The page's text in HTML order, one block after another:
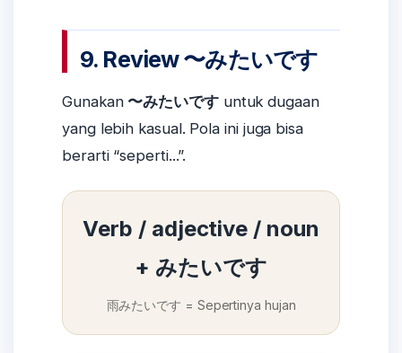
9. Review 〜みたいです
Gunakan 〜みたいですuntuk dugaan
yang lebih kasual. Pola ini juga bisa
berarti “seperti...”.
Verb / adjective / noun
+ みたいです
雨みたいです = Sepertinya hujan